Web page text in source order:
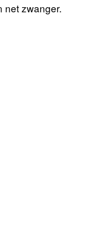
net zwanger.